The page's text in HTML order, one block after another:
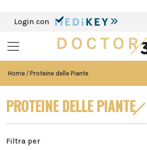
Login con
Home Proteine delle Piante
PROTEINE DELLE PIANTE
Filtra per